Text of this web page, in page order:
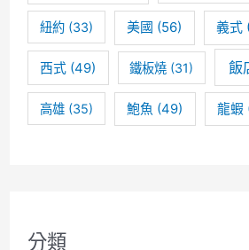
紐約(33) 美國 (56) 義式
西式 (49) 鐵板燒 (31) 飯
高雄(35) 鮑魚 (49) 龍蝦
分類